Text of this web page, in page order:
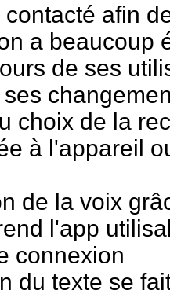
afin
a beaucoup
de ses
choix de la
à l'appareil
de la voix
l'app
connexion
du texte se